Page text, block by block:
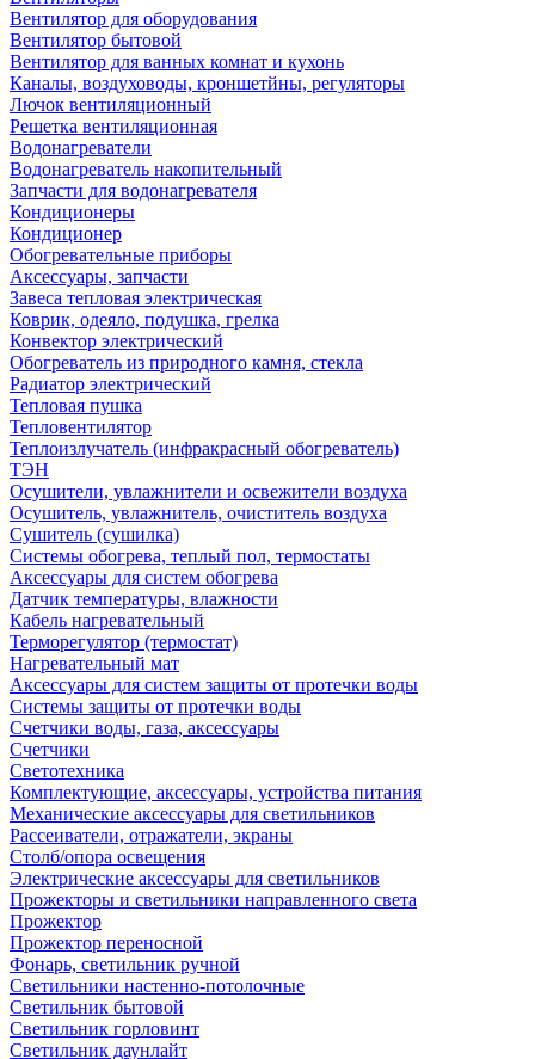
Вентилятор для оборудования
Вентилятор бытовой
Вентилятор для ванных комнат и кухонь
Каналы, воздуховоды, кроншетйны, регуляторы
Лючок вентиляционный
Решетка вентиляционная
Водонагреватели
Водонагреватель накопительный
Запчасти для водонагревателя
Кондиционеры
Кондиционер
Обогревательные приборы
Аксессуары, запчасти
Завеса тепловая электрическая
Коврик, одеяло, подушка, грелка
Конвектор электрический
Обогреватель из природного камня, стекла
Радиатор электрический
Тепловая пушка
Тепловентилятор
Теплоизлучатель (инфракрасный обогреватель)
ТЭН
Осушители, увлажнители и освежители воздуха
Осушитель, увлажнитель, очиститель воздуха
Сушитель (сушилка)
Системы обогрева, теплый пол, термостаты
Аксессуары для систем обогрева
Датчик температуры, влажности
Кабель нагревательный
Терморегулятор (термостат)
Нагревательный мат
Аксессуары для систем защиты от протечки воды
Системы защиты от протечки воды
Счетчики воды, газа, аксессуары
Счетчики
Светотехника
Комплектующие, аксессуары, устройства питания
Механические аксессуары для светильников
Рассеиватели, отражатели, экраны
Столб/опора освещения
Электрические аксессуары для светильников
Прожекторы и светильники направленного света
Прожектор
Прожектор переносной
Фонарь, светильник ручной
Светильники настенно-потолочные
Светильник бытовой
Светильник горловинт
Светильник даунлайт